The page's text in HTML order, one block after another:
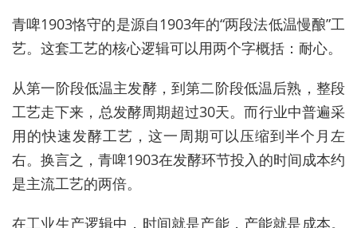
青啤1903恪守的是源自1903年的“两段法低温慢酿”工
艺。这套工艺的核心逻辑可以用两个字概括：耐心。
从第一阶段低温主发酵，到第二阶段低温后熟，整段
工艺走下来，总发酵周期超过30天。而行业中普遍采
用的快速发酵工艺，这一周期可以压缩到半个月左
右。换言之，青啤1903在发酵环节投入的时间成本约
是主流工艺的两倍。
在工业生产逻辑中，时间就是产能，产能就是成本。